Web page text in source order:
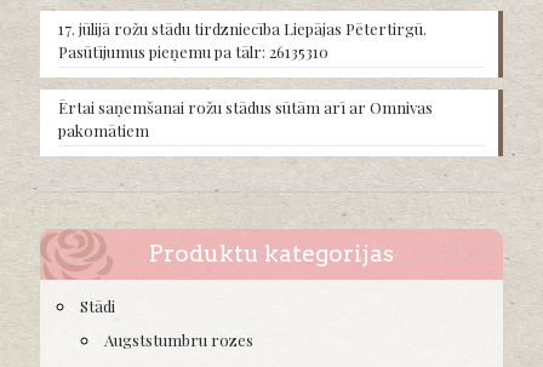
product
page
17. jūlijā rožu stādu tirdzniecība Liepājas Pētertirgū.
Pasūtījumus pieņemu pa tālr: 26135310
Ērtai saņemšanai rožu stādus sūtām arī ar Omnivas
pakomātiem
Produktu kategorijas
Stādi
Augststumbru rozes